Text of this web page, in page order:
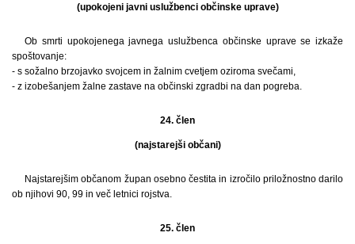
(upokojeni javni uslužbenci občinske uprave)
Ob smrti upokojenega javnega uslužbenca občinske uprave se izkaže
spoštovanje:
- s sožalno brzojavko svojcem in žalnim cvetjem oziroma svečami,
- z izobešanjem žalne zastave na občinski zgradbi na dan pogreba.
24. člen
(najstarejši občani)
Najstarejšim občanom župan osebno čestita in izročilo priložnostno darilo
ob njihovi 90, 99 in več letnici rojstva.
25. člen